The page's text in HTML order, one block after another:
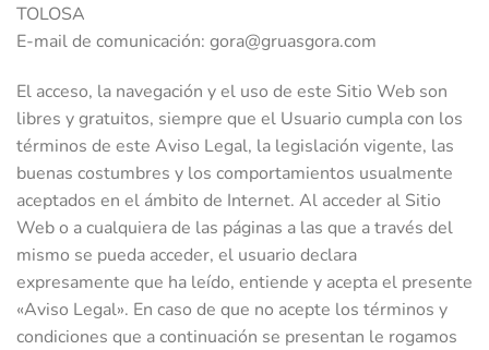
TOLOSA
E-mail de comunicación: gora@gruasgora.com
El acceso, la navegación y el uso de este Sitio Web son
libres y gratuitos, siempre que el Usuario cumpla con los
términos de este Aviso Legal, la legislación vigente, las
buenas costumbres y los comportamientos usualmente
aceptados en el ámbito de Internet. Al acceder al Sitio
Web o a cualquiera de las páginas a las que a través del
mismo se pueda acceder, el usuario declara
expresamente que ha leído, entiende y acepta el presente
«Aviso Legal». En caso de que no acepte los términos y
condiciones que a continuación se presentan le rogamos